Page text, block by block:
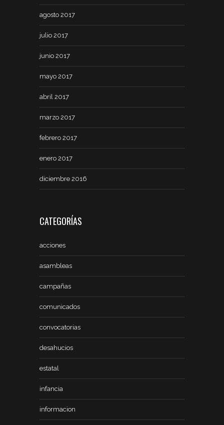
agosto 2017
julio 2017
junio 2017
mayo 2017
abril 2017
marzo 2017
febrero 2017
enero 2017
diciembre 2016
CATEGORÍAS
acciones
asambleas
campañas
comunicados
convocatorias
desahucios
estatal
infancia
informacion